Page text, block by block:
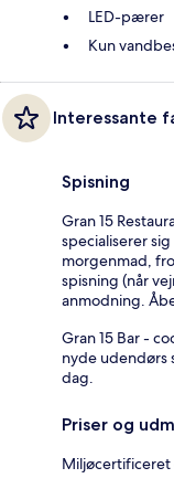
LED-pærer
Kun
Interessante
Spisning
Gran 15
specialiserer
morgenmad,
spisning (når
anmodning.
Gran 15 Bar -
nyde udendørs
dag.
Priser og